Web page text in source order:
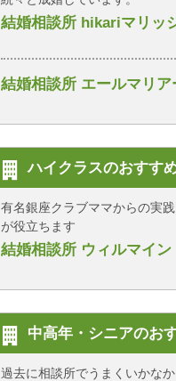
結婚相談所 hikariマリッ
結婚相談所 エールマリア
ハイクラスのおすす
有名銀座クラブママからの実
が役立ちます
結婚相談所 ウィルマイン
中高年・シニアのお
過去に相談所でうまくいかな